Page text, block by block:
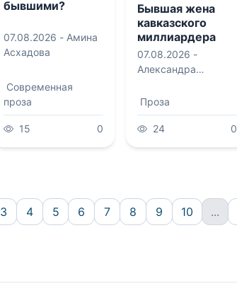
бывшими?
07.08.2026 - Амина
Асхадова
Современная
проза
15 0
Бывшая жена
кавказского
миллиардера
07.08.2026 -
Александра
Проза
24 0
3 4 5 6 7 8 9 10 ...